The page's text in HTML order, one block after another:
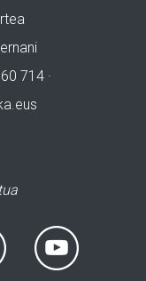
714 ·